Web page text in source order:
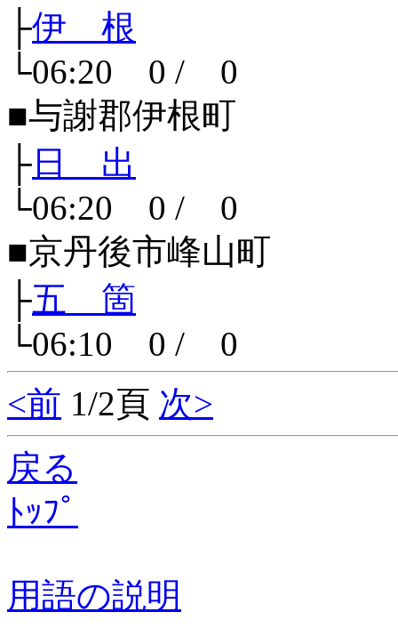
├伊 根
└06:20 0 / 0
■与謝郡伊根町
├ 日 出
└06:20 0 / 0
■京丹後市峰山町
├五 箇
└06:10 0 / 0
<前 1/2頁 次>
戻る
ﾄｯﾌﾟ
用語の説明